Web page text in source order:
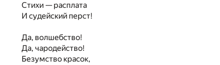
Стихи — расплата
И судейский перст!
Да, волшебство!
Да, чародейство!
Безумство красок,